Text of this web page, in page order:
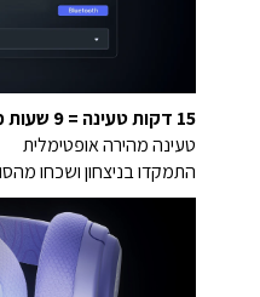
15 דקות טעינה = 9 שעות משחק
טעינה מהירה אופטימלית
התמקדו בניצחון ושכחו